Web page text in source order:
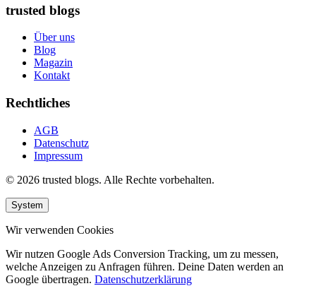
trusted blogs
Über uns
Blog
Magazin
Kontakt
Rechtliches
AGB
Datenschutz
Impressum
© 2026 trusted blogs. Alle Rechte vorbehalten.
System
Wir verwenden Cookies
Wir nutzen Google Ads Conversion Tracking, um zu messen,
welche Anzeigen zu Anfragen führen. Deine Daten werden an
Google übertragen. Datenschutzerklärung